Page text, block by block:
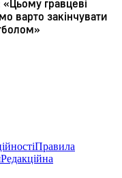
Правила
Редакційна